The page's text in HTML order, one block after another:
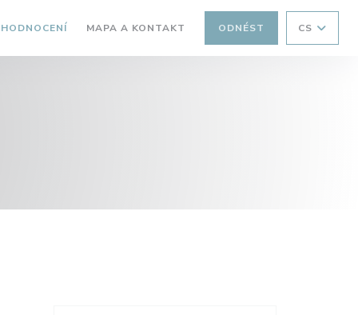
HODNOCENÍ MAPA A KONTAKT ODNÉST CS